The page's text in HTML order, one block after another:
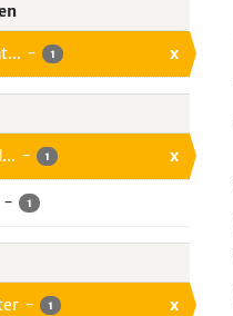
- 1 x
- 1 x
- 1
- 1 x